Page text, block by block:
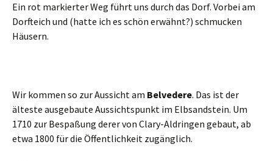
Ein rot markierter Weg führt uns durch das Dorf. Vorbei am
Dorfteich und (hatte ich es schön erwähnt?) schmucken
Häusern.
Wir kommen so zur Aussicht am Belvedere. Das ist der
älteste ausgebaute Aussichtspunkt im Elbsandstein. Um
1710 zur Bespaßung derer von Clary-Aldringen gebaut, ab
etwa 1800 für die Öffentlichkeit zugänglich.